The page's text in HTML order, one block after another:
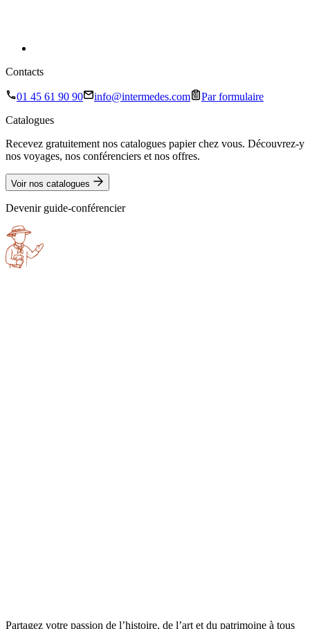
Contacts
01 45 61 90 90 info@intermedes.com
Par formulaire
Catalogues
Recevez gratuitement nos catalogues papier chez vous. Découvrez-y
nos voyages, nos conférenciers et nos offres.
Voir nos catalogues
Devenir guide-conférencier
Partagez votre passion de l’histoire, de l’art et du patrimoine à tous